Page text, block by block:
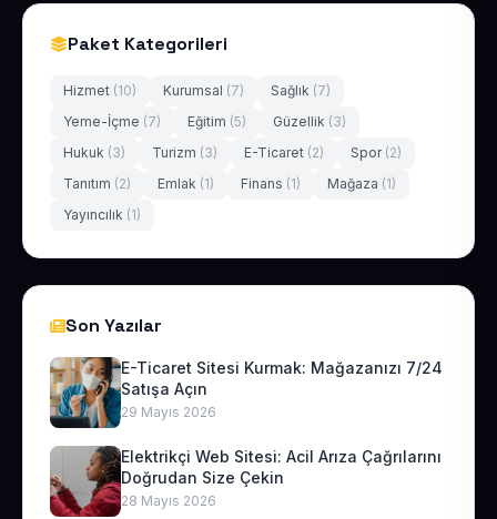
Paket Kategorileri
Hizmet (10) Kurumsal (7) Sağlık (7)
Yeme-İçme (7) Eğitim (5) Güzellik (3)
Hukuk (3) Turizm (3) E-Ticaret (2) Spor (2)
Tanıtım (2) Emlak (1) Finans (1) Mağaza (1)
Yayıncılık (1)
Son Yazılar
E-Ticaret Sitesi Kurmak: Mağazanızı 7/24
Satışa Açın
29 Mayıs 2026
Elektrikçi Web Sitesi: Acil Arıza Çağrılarını
Doğrudan Size Çekin
28 Mayıs 2026